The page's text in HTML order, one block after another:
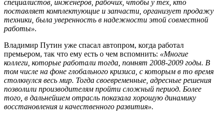
специалистов, инженеров, рабочих, чтобы у тех, кто
поставляет комплектующие и запчасти, организует продажу
техники, была уверенность в надежности этой совместной
работы».
Владимир Путин уже спасал автопром, когда работал
премьером, так что ему есть о чем вспомнить: «Многие
коллеги, которые работали тогда, помнят 2008-2009 годы. В
том числе на фоне глобального кризиса, с которым в то время
столкнулся весь мир. Тогда своевременные, адресные решения
позволили производителям пройти сложный период. Более
того, в дальнейшем отрасль показала хорошую динамику
восстановления и качественного развития».